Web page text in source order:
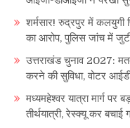
शर्मसार! रुद्रपुर में कलयुगी
का आरोप, पुलिस जांच में
उत्तराखंड चुनाव 2027:
करने की सुविधा, वोटर
मध्यमहेश्वर यात्रा मार्ग पर
तीर्थयात्री, रेस्क्यू कर बचाई